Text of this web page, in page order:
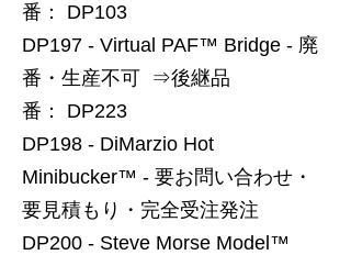
番： DP103
DP197 - Virtual PAF™ Bridge - 廃
番・生産不可 ⇒後継品
番： DP223
DP198 - DiMarzio Hot
Minibucker™ - 要お問い合わせ・
要見積もり・完全受注発注
DP200 - Steve Morse Model™